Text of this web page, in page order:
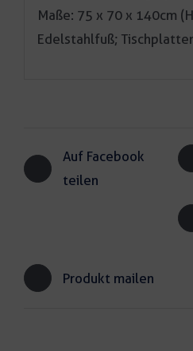
Maße: 75 x 70 x 140cm
Edelstahlfuß;
Auf Facebook
teilen
Produkt mailen